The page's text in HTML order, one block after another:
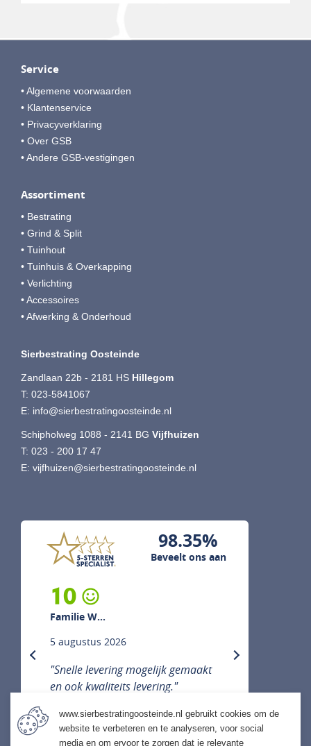
Service
• Algemene voorwaarden
• Klantenservice
• Privacyverklaring
• Over GSB
• Andere GSB-vestigingen
Assortiment
• Bestrating
• Grind & Split
• Tuinhout
• Tuinhuis & Overkapping
• Verlichting
• Accessoires
• Afwerking & Onderhoud
Sierbestrating Oosteinde
Zandlaan 22b - 2181 HS Hillegom
T: 023-5841067
E: info@sierbestratingoosteinde.nl
Schipholweg 1088 - 2141 BG Vijfhuizen
T: 023 - 200 17 47
E: vijfhuizen@sierbestratingoosteinde.nl
98.35%
Beveelt ons aan
10
Familie W...
5 augustus 2026
"Snelle levering mogelijk gemaakt
en ook kwaliteits levering."
previous next
www.sierbestratingoosteinde.nl gebruikt cookies om de
website te verbeteren en te analyseren, voor social
media en om ervoor te zorgen dat je relevante